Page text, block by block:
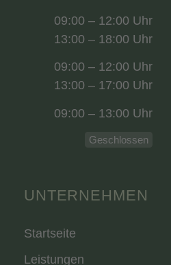
UNTERNEHMEN
Startseite
Leistungen
09:00 – 12:00 Uhr
13:00 – 18:00 Uhr
09:00 – 12:00 Uhr
13:00 – 17:00 Uhr
09:00 – 13:00 Uhr
Geschlossen